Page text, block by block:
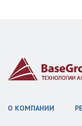
О КОМПАНИИ